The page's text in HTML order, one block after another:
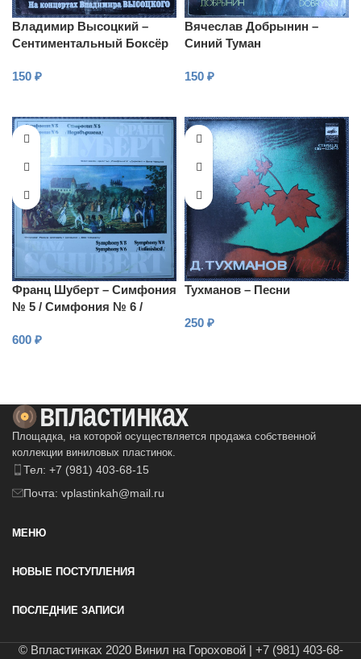
Владимир Высоцкий –
Сентиментальный Боксёр
150 ₽
Вячеслав Добрынин –
Синий Туман
150 ₽
Франц Шуберт – Симфония
№ 5 / Симфония № 6 /
(Незавершённая)
600 ₽
Тухманов – Песни
250 ₽
Площадка, на которой осуществляется продажа собственной
коллекции виниловых пластинок.
Тел: +7 (981) 403-68-15
Почта: vplastinkah@mail.ru
МЕНЮ
НОВЫЕ ПОСТУПЛЕНИЯ
ПОСЛЕДНИЕ ЗАПИСИ
© Впластинках 2020 Винил на Гороховой | +7 (981) 403-68-